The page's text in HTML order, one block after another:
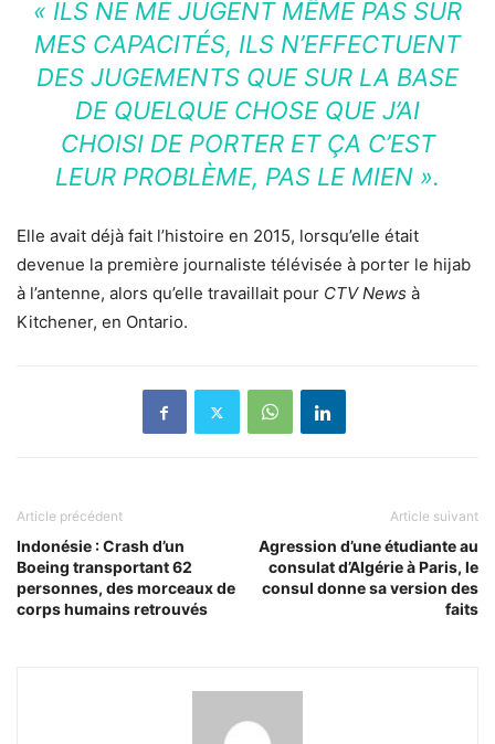
« ILS NE ME JUGENT MÊME PAS SUR
MES CAPACITÉS, ILS N’EFFECTUENT
DES JUGEMENTS QUE SUR LA BASE
DE QUELQUE CHOSE QUE J’AI
CHOISI DE PORTER ET ÇA C’EST
LEUR PROBLÈME, PAS LE MIEN ».
Elle avait déjà fait l’histoire en 2015, lorsqu’elle était
devenue la première journaliste télévisée à porter le hijab
à l’antenne, alors qu’elle travaillait pour CTV News à
Kitchener, en Ontario.
Article précédent
Indonésie : Crash d’un
Boeing transportant 62
personnes, des morceaux de
corps humains retrouvés
Article suivant
Agression d’une étudiante au
consulat d’Algérie à Paris, le
consul donne sa version des
faits